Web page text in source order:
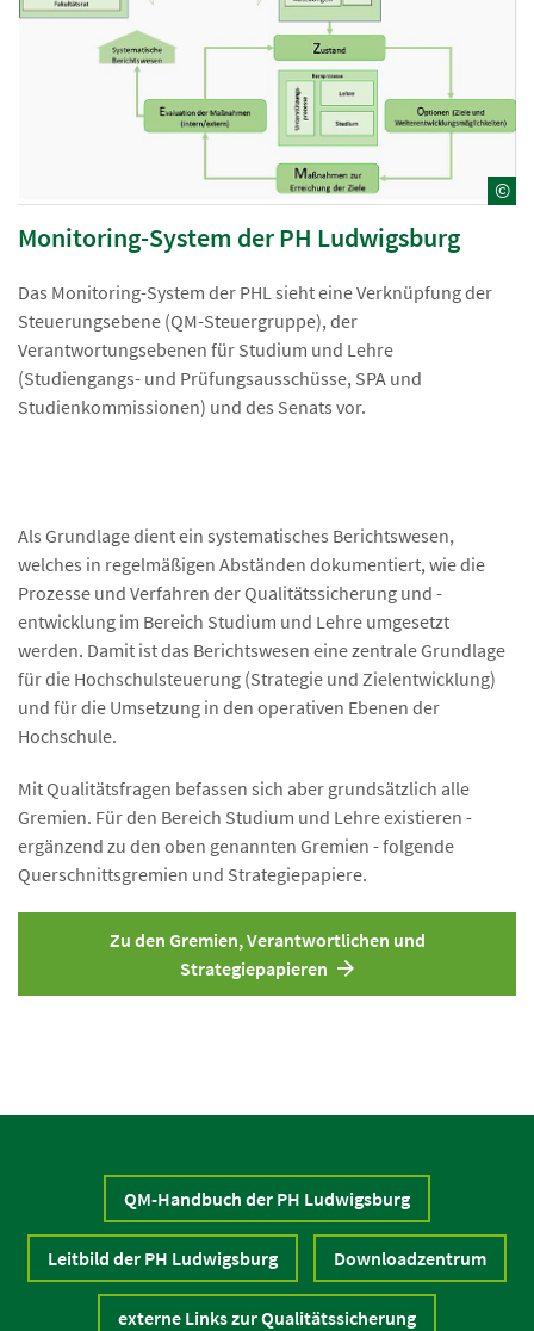
©
Monitoring-System der PH Ludwigsburg
Das Monitoring-System der PHL sieht eine Verknüpfung der
Steuerungsebene (QM-Steuergruppe), der
Verantwortungsebenen für Studium und Lehre
(Studiengangs- und Prüfungsausschüsse, SPA und
Studienkommissionen) und des Senats vor.
Als Grundlage dient ein systematisches Berichtswesen,
welches in regelmäßigen Abständen dokumentiert, wie die
Prozesse und Verfahren der Qualitätssicherung und -
entwicklung im Bereich Studium und Lehre umgesetzt
werden. Damit ist das Berichtswesen eine zentrale Grundlage
für die Hochschulsteuerung (Strategie und Zielentwicklung)
und für die Umsetzung in den operativen Ebenen der
Hochschule.
Mit Qualitätsfragen befassen sich aber grundsätzlich alle
Gremien. Für den Bereich Studium und Lehre existieren -
ergänzend zu den oben genannten Gremien - folgende
Querschnittsgremien und Strategiepapiere.
Zu den Gremien, Verantwortlichen und
Strategiepapieren
QM-Handbuch der PH Ludwigsburg
Leitbild der PH Ludwigsburg Downloadzentrum
externe Links zur Qualitätssicherung